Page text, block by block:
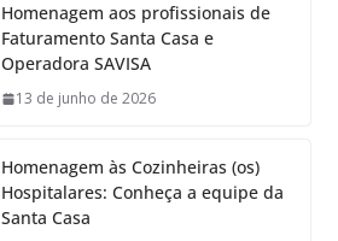
Homenagem aos profissionais de
Faturamento Santa Casa e
Operadora SAVISA
13 de junho de 2026
Homenagem às Cozinheiras (os)
Hospitalares: Conheça a equipe da
Santa Casa